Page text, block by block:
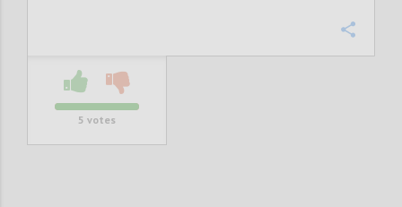
5 votes